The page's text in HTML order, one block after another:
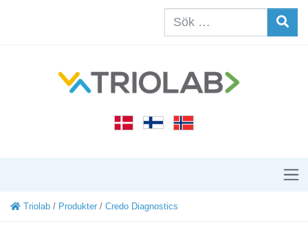
Triolab / Produkter / Credo Diagnostics